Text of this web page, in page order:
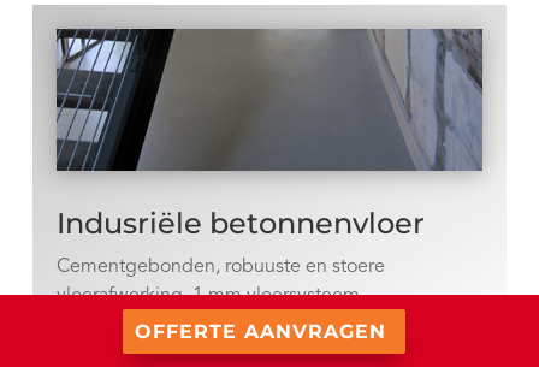
Indusriële betonnenvloer
Cementgebonden, robuuste en stoere
vloerafwerking, 1 mm vloersysteem.
OFFERTE AANVRAGEN